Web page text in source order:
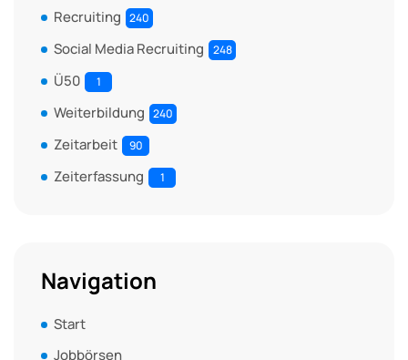
Recruiting 240
Social Media Recruiting 248
Ü50 1
Weiterbildung 240
Zeitarbeit 90
Zeiterfassung 1
Navigation
Start
Jobbörsen